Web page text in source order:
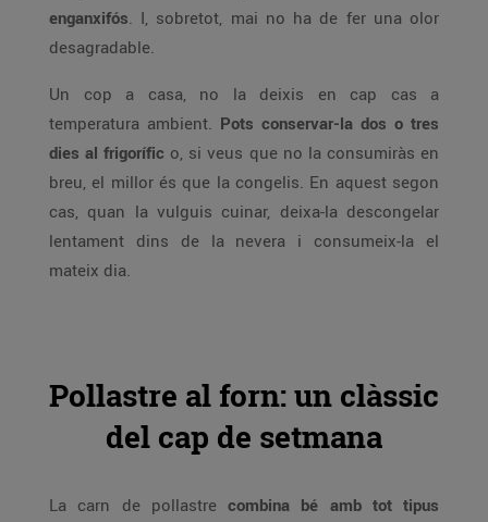
enganxifós. I, sobretot, mai no ha de fer una olor
desagradable.
Un cop a casa, no la deixis en cap cas a
temperatura ambient. Pots conservar-la dos o tres
dies al frigorífic o, si veus que no la consumiràs en
breu, el millor és que la congelis. En aquest segon
cas, quan la vulguis cuinar, deixa-la descongelar
lentament dins de la nevera i consumeix-la el
mateix dia.
Pollastre al forn: un clàssic
del cap de setmana
La carn de pollastre combina bé amb tot tipus